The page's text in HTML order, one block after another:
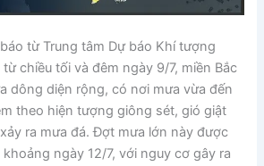
từ Trung tâm Dự báo Khí tượng
chiều tối và đêm ngày 9/7, miền Bắc
dông diện rộng, có nơi mưa vừa đến
theo hiện tượng giông sét, gió giật
ra mưa đá. Đợt mưa lớn này được
ngày 12/7, với nguy cơ gây ra